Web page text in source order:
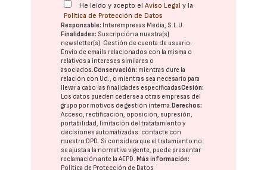
He leído y acepto elAviso Legal y la
Política de Protección de Datos
Responsable: Interempresas Media, S.L.U.
Finalidades: Suscripción a nuestra(s)
newsletter(s). Gestión de cuenta de usuario.
Envío de emails relacionados con la misma o
relativos a intereses similares o
asociados.Conservación: mientras dure la
relación con Ud., o mientras sea necesario para
llevar a cabo las finalidades especificadasCesión:
Los datos pueden cederse a otras empresas del
grupo por motivos de gestión interna. Derechos:
Acceso, rectificación, oposición, supresión,
portabilidad, limitación del tratatamiento y
decisiones automatizadas: contacte con
nuestro DPD. Si considera que el tratamiento no
se ajusta a la normativa vigente, puede presentar
reclamación ante laAEPD. Más información:
Política de Protección de Datos